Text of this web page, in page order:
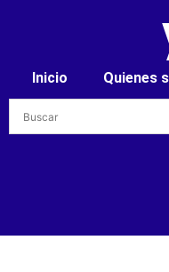
Inicio Quienes